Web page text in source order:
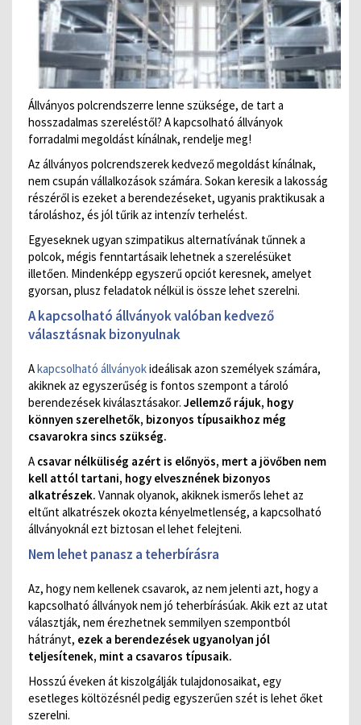
Állványos polcrendszerre lenne szüksége, de tart a
hosszadalmas szereléstől? A kapcsolható állványok
forradalmi megoldást kínálnak, rendelje meg!
Az állványos polcrendszerek kedvező megoldást kínálnak,
nem csupán vállalkozások számára. Sokan keresik a lakosság
részéről is ezeket a berendezéseket, ugyanis praktikusak a
tároláshoz, és jól tűrik az intenzív terhelést.
Egyeseknek ugyan szimpatikus alternatívának tűnnek a
polcok, mégis fenntartásaik lehetnek a szerelésüket
illetően. Mindenképp egyszerű opciót keresnek, amelyet
gyorsan, plusz feladatok nélkül is össze lehet szerelni.
A kapcsolható állványok valóban kedvező
választásnak bizonyulnak
Akapcsolható állványokideálisak azon személyek számára,
akiknek az egyszerűség is fontos szempont a tároló
berendezések kiválasztásakor. Jellemző rájuk, hogy
könnyen szerelhetők, bizonyos típusaikhoz még
csavarokra sincs szükség.
A csavar nélküliség azért is előnyös, mert a jövőben nem
kell attól tartani, hogy elvesznének bizonyos
alkatrészek. Vannak olyanok, akiknek ismerős lehet az
eltűnt alkatrészek okozta kényelmetlenség, a kapcsolható
állványoknál ezt biztosan el lehet felejteni.
Nem lehet panasz a teherbírásra
Az, hogy nem kellenek csavarok, az nem jelenti azt, hogy a
kapcsolható állványok nem jó teherbírásúak. Akik ezt az utat
választják, nem érezhetnek semmilyen szempontból
hátrányt, ezek a berendezések ugyanolyan jól
teljesítenek, mint a csavaros típusaik.
Hosszú éveken át kiszolgálják tulajdonosaikat, egy
esetleges költözésnél pedig egyszerűen szét is lehet őket
szerelni.